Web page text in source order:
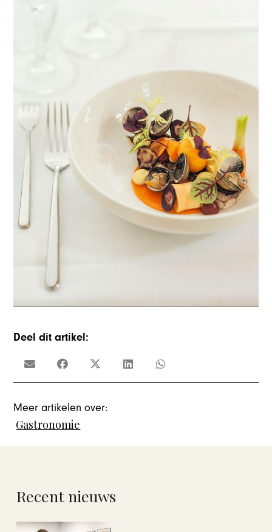
Deel dit artikel:
Meer artikelen over:
Gastronomie
Recent nieuws